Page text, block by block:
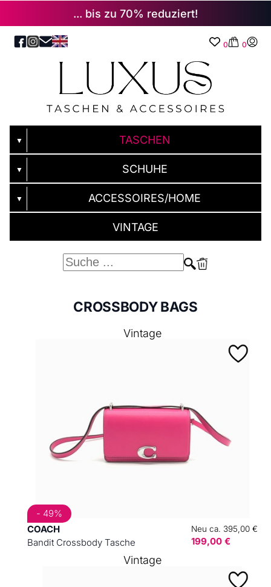
... bis zu 70% reduziert!
0 0
▼ TASCHEN
▼ SCHUHE
▼ ACCESSOIRES/HOME
VINTAGE
CROSSBODY BAGS
COACH
Bandit Crossbody Tasche
Neu ca. 395,00 €
199,00 €
- 49%
Vintage
Vintage